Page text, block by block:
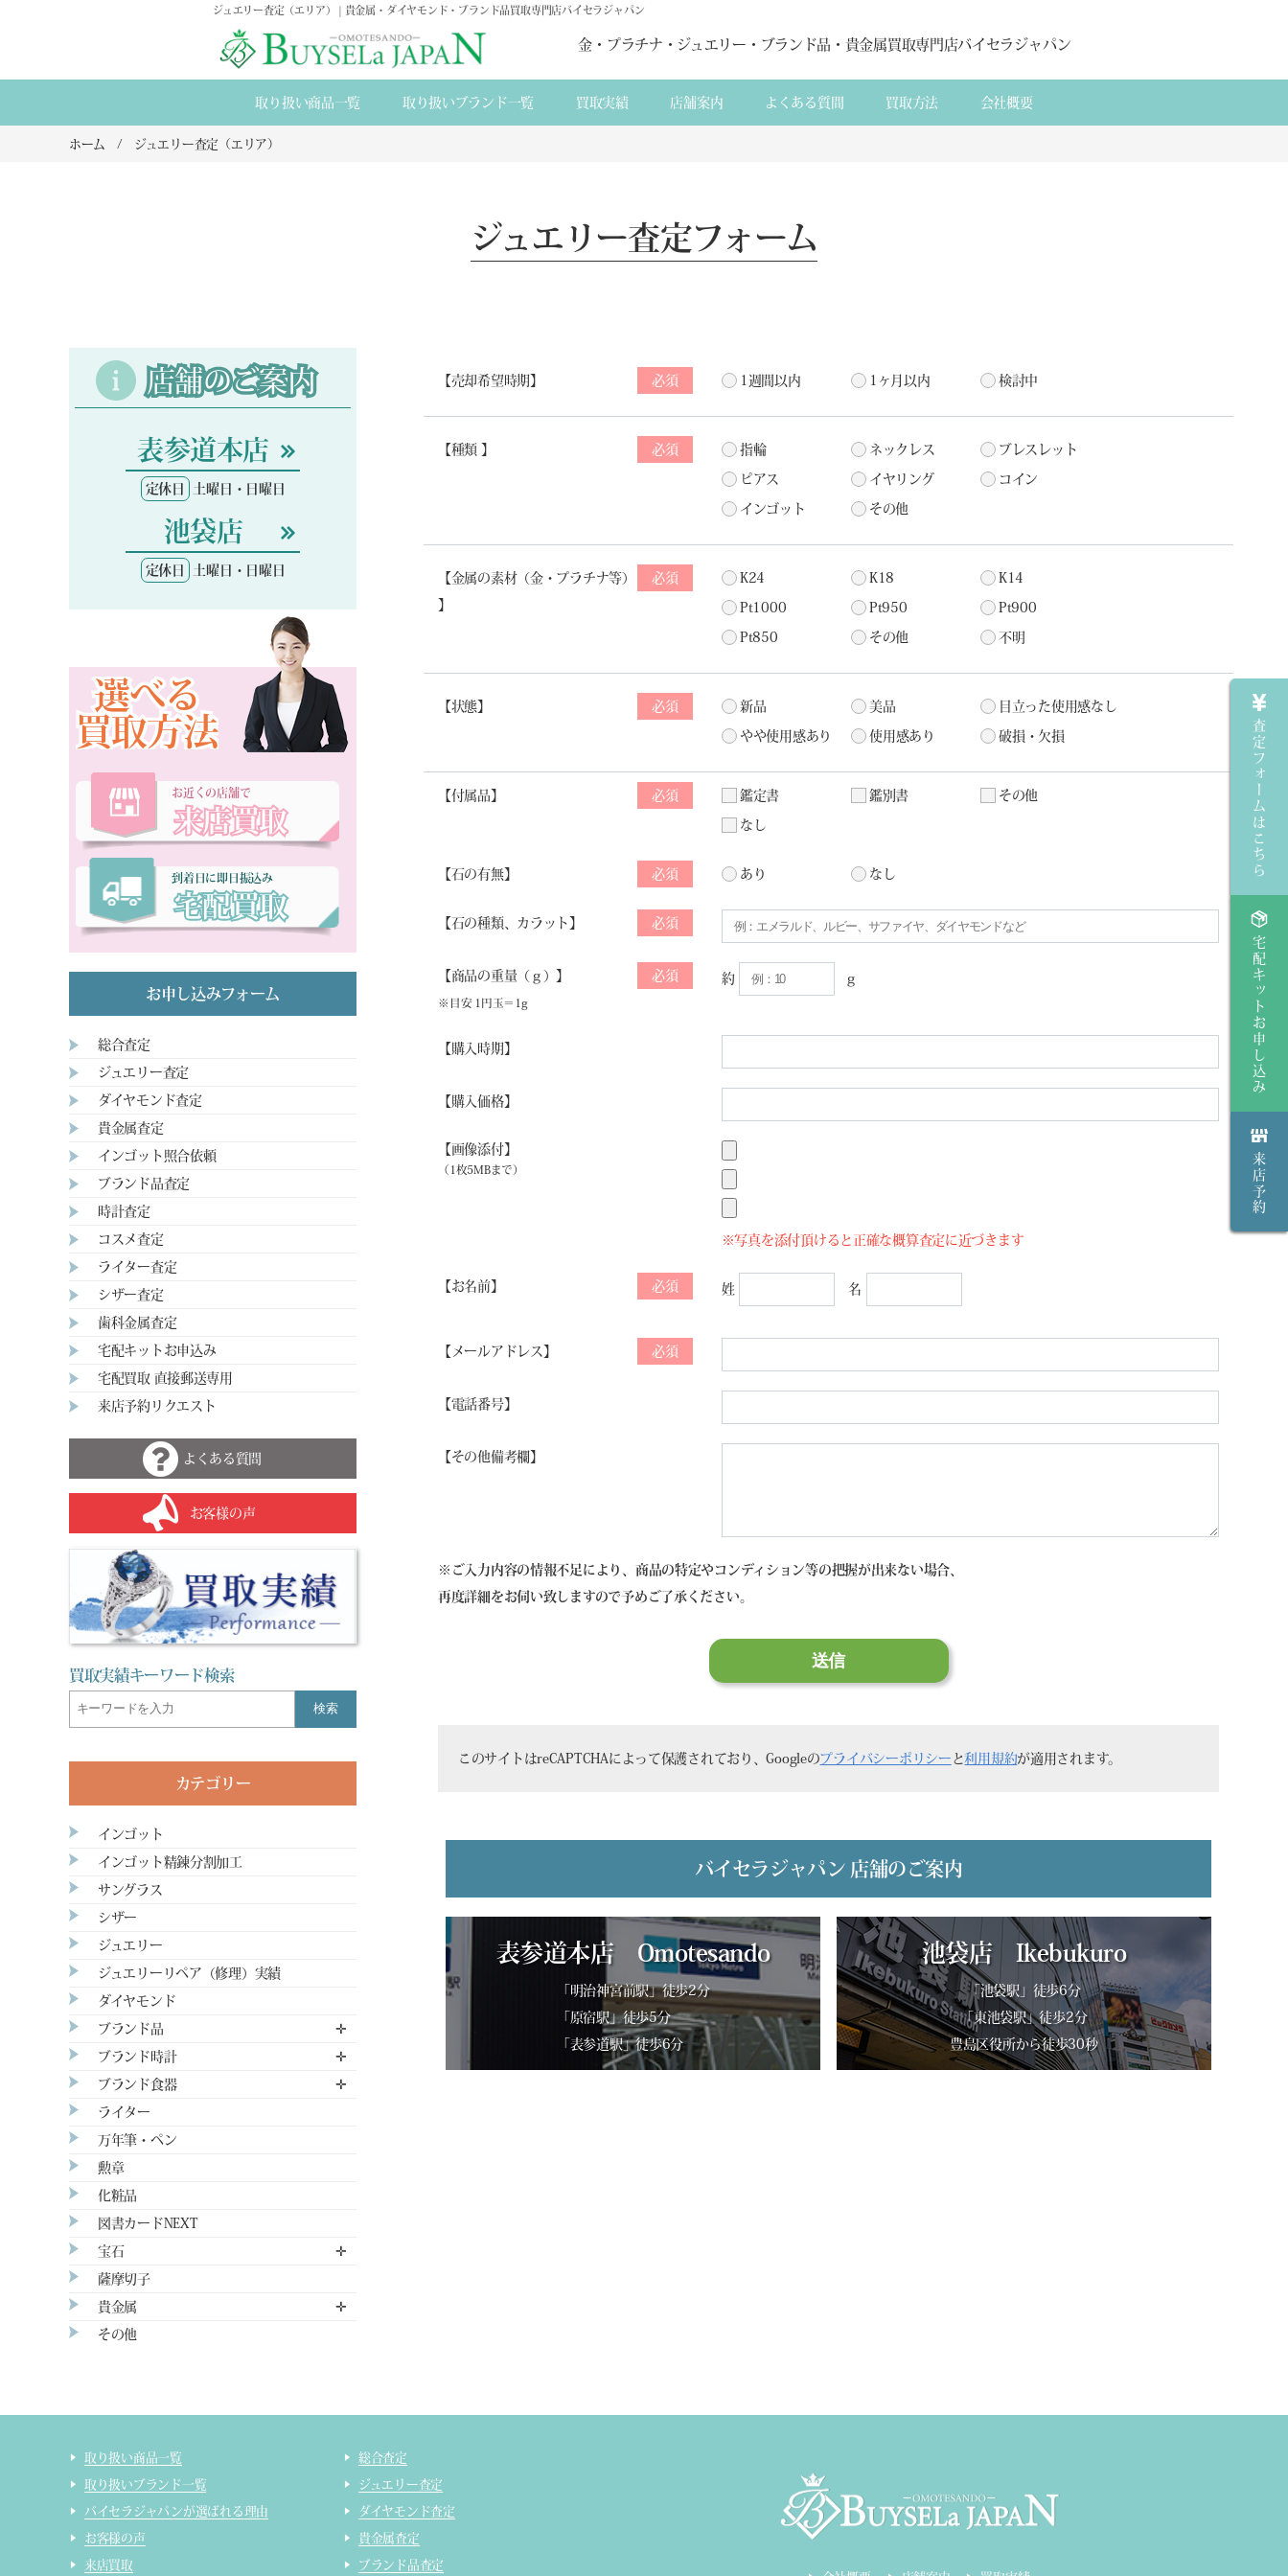
ジュエリー査定（エリア） | 貴金属・ダイヤモンド・ブランド品買取専門店バイセラジャパン
金・プラチナ・ジュエリー・ブランド品・貴金属買取専門店バイセラジャパン
取り扱い商品一覧 取り扱いブランド一覧 買取実績 店舗案内 よくある質間 買取方法 会社概要
ホーム ジュエリー査定（エリア）
ジュエリー査定フォーム
売却希望時期 必須 1週間以内 1ヶ月以内 検討中
種類 必須 指輪 ネックレス ブレスレット
ピアス イヤリング コイン
インゴット その他
金属の素材（金・プラチナ等） 必須 K24 K18 K14
Pt1000 Pt950 Pt900
Pt850 その他 不明
状態 必須 新品 美品 目立った使用感なし
やや使用感あり 使用感あり 破損・欠損
付属品 必須 鑑定書 鑑別書 その他
なし
石の有無 必須 あり なし
石の種類、カラット 必須
【商品の重量（ｇ）】 必須
※目安 1円玉＝1g
約 ｇ
購入時期
購入価格
【画像添付】
（1枚5MBまで）
※写真を添付頂けると正確な概算査定に近づきます
お名前 必須 姓 名
メールアドレス 必須
電話番号
その他備考欄
※ご入力内容の情報不足により、商品の特定やコンディション等の把握が出来ない場合、
再度詳細をお伺い致しますので予めご了承ください。
このサイトはreCAPTCHAによって保護されており、Googleのプライバシーポリシー と利用規約が適用されます。
バイセラジャパン 店舗のご案内
表参道本店 Omotesando
「明治神宮前駅」徒歩2分
「原宿駅」徒歩5分
「表参道駅」徒歩6分
池袋店 Ikebukuro
「池袋駅」徒歩6分
「東池袋駅」徒歩2分
豊島区役所から徒歩30秒
店舗のご案内
表参道本店
定休日 土曜日・日曜日
池袋店
定休日 土曜日・日曜日
選べる
買取方法
お近くの店舗で
来店買取
到着日に即日振込み
宅配買取
お申し込みフォーム
総合査定
ジュエリー査定
ダイヤモンド査定
貴金属査定
インゴット照合依頼
ブランド品査定
時計査定
コスメ査定
ライター査定
シザー査定
歯科金属査定
宅配キットお申込み
宅配買取 直接郵送専用
来店予約リクエスト
よくある質問
お客様の声
買取実績キーワード検索
検索
カテゴリー
インゴット
インゴット精錬分割加工
サングラス
シザー
ジュエリー
ジュエリーリペア（修理）実績
ダイヤモンド
ブランド品 ✛
ブランド時計 ✛
ブランド食器 ✛
ライター
万年筆・ペン
勲章
化粧品
図書カードNEXT
宝石 ✛
薩摩切子
貴金属 ✛
その他
査定フォームはこちら
宅配キットお申し込み
来店予約
取り扱い商品一覧
取り扱いブランド一覧
バイセラジャパンが選ばれる理由
お客様の声
来店買取
総合査定
ジュエリー査定
ダイヤモンド査定
貴金属査定
ブランド品査定